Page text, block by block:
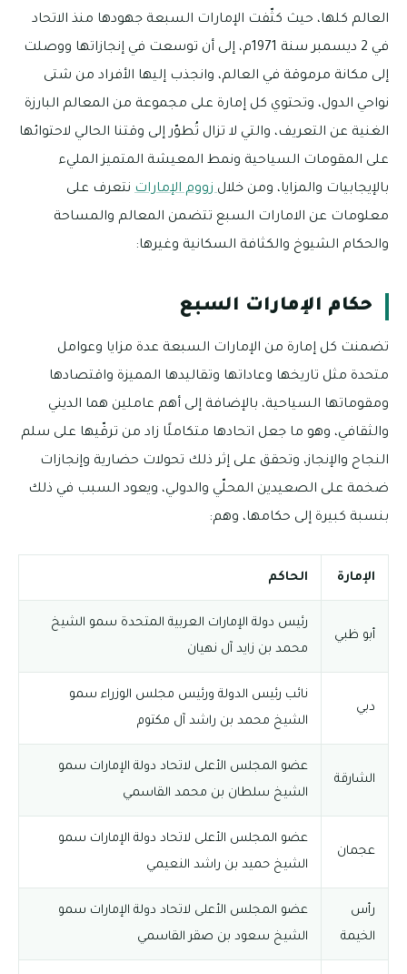
العالم كلها، حيث كثّفت الإمارات السبعة جهودها منذ الاتحاد
في 2 ديسمبر سنة 1971م، إلى أن توسعت في إنجازاتها ووصلت
إلى مكانة مرموقة في العالم، وانجذب إليها الأفراد من شتى
نواحي الدول، وتحتوي كل إمارة على مجموعة من المعالم البارزة
الغنية عن التعريف، والتي لا تزال تُطوّر إلى وقتنا الحالي لاحتوائها
على المقومات السياحية ونمط المعيشة المتميز المليء
بالإيجابيات والمزايا، ومن خلالزووم الإمارات نتعرف على
معلومات عن الامارات السبع تتضمن المعالم والمساحة
والحكام الشيوخ والكثافة السكانية وغيرها:
حكام الإمارات السبع
تضمنت كل إمارة من الإمارات السبعة عدة مزايا وعوامل
متحدة مثل تاريخها وعاداتها وتقاليدها المميزة واقتصادها
ومقوماتها السياحية، بالإضافة إلى أهم عاملين هما الديني
والثقافي، وهو ما جعل اتحادها متكاملًا زاد من ترقّيها على سلم
النجاح والإنجاز، وتحقق على إثر ذلك تحولات حضارية وإنجازات
ضخمة على الصعيدين المحلّي والدولي، ويعود السبب في ذلك
بنسبة كبيرة إلى حكامها، وهم:
الإمارة الحاكم
أبو ظبي
رئيس دولة الإمارات العربية المتحدة سمو الشيخ
محمد بن زايد آل نهيان
دبي
نائب رئيس الدولة ورئيس مجلس الوزراء سمو
الشيخ محمد بن راشد آل مكتوم
الشارقة
عضو المجلس الأعلى لاتحاد دولة الإمارات سمو
الشيخ سلطان بن محمد القاسمي
عجمان
عضو المجلس الأعلى لاتحاد دولة الإمارات سمو
الشيخ حميد بن راشد النعيمي
رأس
الخيمة
عضو المجلس الأعلى لاتحاد دولة الإمارات سمو
الشيخ سعود بن صقر القاسمي